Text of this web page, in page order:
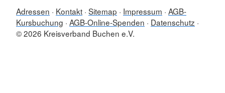
Adressen Kontakt Sitemap Impressum AGB-
Kursbuchung AGB-Online-Spenden
Datenschutz
© 2026 Kreisverband Buchen e.V.